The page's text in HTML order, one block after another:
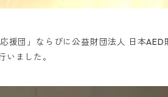
援団」ならびに公益財団法人 日本
ました。